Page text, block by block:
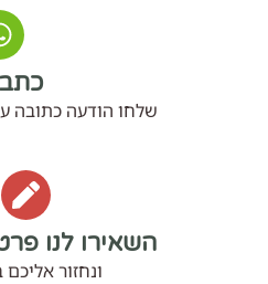
שלחו הודעה כתובה
השאירו לנו
ונחזור